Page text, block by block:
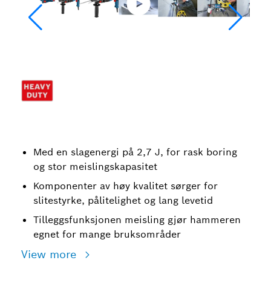
Med en slagenergi på 2,7 J, for rask boring
og stor meislingskapasitet
Komponenter av høy kvalitet sørger for
slitestyrke, pålitelighet og lang levetid
Tilleggsfunksjonen meisling gjør hammeren
egnet for mange bruksområder
View more